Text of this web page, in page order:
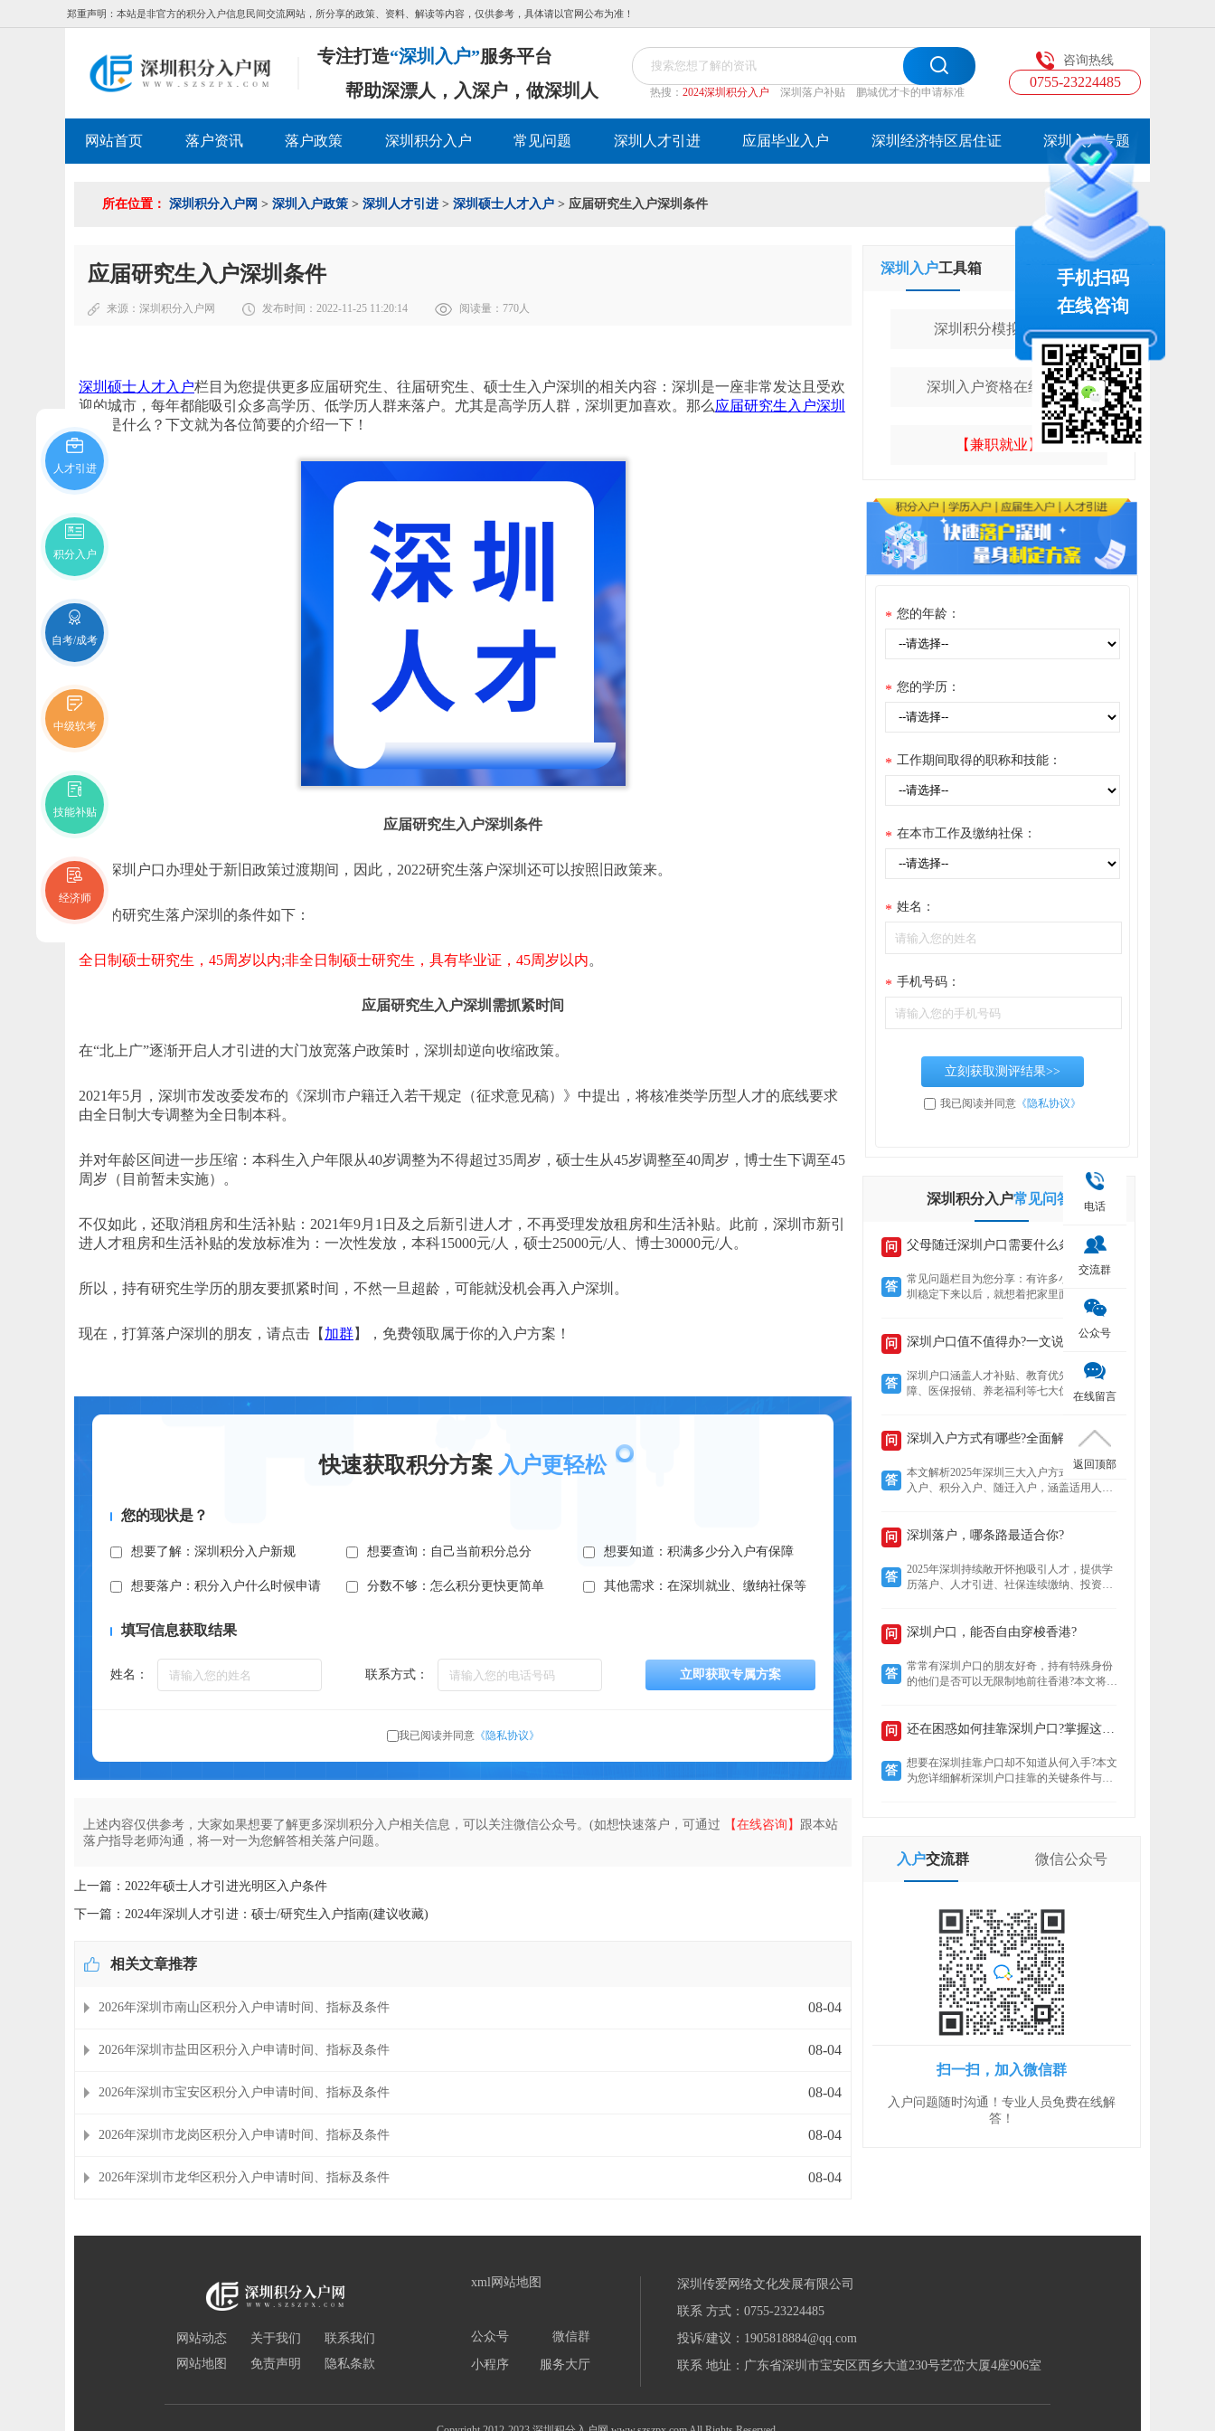
郑重声明：本站是非官方的积分入户信息民间交流网站，所分享的政策、资料、解读等内容，仅供参考，具体请以官网公布为准！
专注打造“深圳入户”服务平台
帮助深漂人，入深户，做深圳人
热搜： 2024深圳积分入户 深圳落户补贴 鹏城优才卡的申请标准
咨询热线
0755-23224485
网站首页 落户资讯 落户政策 深圳积分入户 常见问题 深圳人才引进 应届毕业入户 深圳经济特区居住证 深圳入户专题
所在位置： 深圳积分入户网 > 深圳入户政策 > 深圳人才引进 > 深圳硕士人才入户 > 应届研究生入户深圳条件
应届研究生入户深圳条件
来源：深圳积分入户网 发布时间：2022-11-25 11:20:14 阅读量： 770人
深圳硕士人才入户栏目为您提供更多应届研究生、往届研究生、硕士生入户深圳的相关内容：深圳是一座非常发达且受欢
迎的城市，每年都能吸引众多高学历、低学历人群来落户。尤其是高学历人群，深圳更加喜欢。那么应届研究生入户深圳
是什么？下文就为各位简要的介绍一下！
应届研究生入户深圳条件
目前深圳户口办理处于新旧政策过渡期间，因此，2022研究生落户深圳还可以按照旧政策来。
而旧的研究生落户深圳的条件如下：
全日制硕士研究生，45周岁以内;非全日制硕士研究生，具有毕业证，45周岁以内。
应届研究生入户深圳需抓紧时间
在“北上广”逐渐开启人才引进的大门放宽落户政策时，深圳却逆向收缩政策。
2021年5月，深圳市发改委发布的《深圳市户籍迁入若干规定（征求意见稿）》中提出，将核准类学历型人才的底线要求
由全日制大专调整为全日制本科。
并对年龄区间进一步压缩：本科生入户年限从40岁调整为不得超过35周岁，硕士生从45岁调整至40周岁，博士生下调至45
周岁（目前暂未实施）。
不仅如此，还取消租房和生活补贴：2021年9月1日及之后新引进人才，不再受理发放租房和生活补贴。此前，深圳市新引
进人才租房和生活补贴的发放标准为：一次性发放，本科15000元/人，硕士25000元/人、博士30000元/人。
所以，持有研究生学历的朋友要抓紧时间，不然一旦超龄，可能就没机会再入户深圳。
现在，打算落户深圳的朋友，请点击【 加群】，免费领取属于你的入户方案！
快速获取积分方案 入户更轻松
您的现状是？
想要了解：深圳积分入户新规 想要查询：自己当前积分总分 想要知道：积满多少分入户有保障
想要落户：积分入户什么时候申请 分数不够：怎么积分更快更简单 其他需求：在深圳就业、缴纳社保等
填写信息获取结果
姓名： 联系方式： 立即获取专属方案
我已阅读并同意《隐私协议》
上述内容仅供参考，大家如果想要了解更多深圳积分入户相关信息，可以关注微信公众号。(如想快速落户，可通过 【在线咨询】 跟本站
落户指导老师沟通，将一对一为您解答相关落户问题。
上一篇：2022年硕士人才引进光明区入户条件
下一篇：2024年深圳人才引进：硕士/研究生入户指南(建议收藏)
相关文章推荐
2026年深圳市南山区积分入户申请时间、指标及条件 08-04
2026年深圳市盐田区积分入户申请时间、指标及条件 08-04
2026年深圳市宝安区积分入户申请时间、指标及条件 08-04
2026年深圳市龙岗区积分入户申请时间、指标及条件 08-04
2026年深圳市龙华区积分入户申请时间、指标及条件 08-04
深圳入户工具箱 学历提升工具箱
深圳积分模拟计算器
深圳入户资格在线测评
【兼职就业】
* 您的年龄：
* 您的学历：
* 工作期间取得的职称和技能：
* 在本市工作及缴纳社保：
* 姓名：
* 手机号码：
立刻获取测评结果>>
我已阅读并同意 《隐私协议》
深圳积分入户常见问答
问 父母随迁深圳户口需要什么条件？
答
常见问题栏目为您分享：有许多小伙伴在深
圳稳定下来以后，就想着把家里面的老人接
到深圳来养老，还想着要不要给老人把户口
也迁过来，下文就为您介绍老人迁户口过来
以后有什么好处？然后再来了解，父母随迁
问 深圳户口值不值得办?一文说清7大核心优势!
答
深圳户口涵盖人才补贴、教育优先、住房保
障、医保报销、养老福利等七大优势。深户
比例高达95%，退休养老金更高，且支持全
价值。
问 深圳入户方式有哪些?全面解析!
答
本文解析2025年深圳三大入户方式——人才
入户、积分入户、随迁入户，涵盖适用人
历要求但竞争激烈，随迁入户条件宽松，助
问 深圳落户，哪条路最适合你?
答
2025年深圳持续敞开怀抱吸引人才，提供学
历落户、人才引进、社保连续缴纳、投资创
定就业者还是创业者，总有一条通道助你扎
自身条件，是高效落户的关键。
问 深圳户口，能否自由穿梭香港?
答
常常有深圳户口的朋友好奇，持有特殊身份
的他们是否可以无限制地前往香港?本文将揭
问 还在困惑如何挂靠深圳户口?掌握这些要点轻松...
答
想要在深圳挂靠户口却不知道从何入手?本文
为您详细解析深圳户口挂靠的关键条件与所
入户交流群 微信公众号
扫一扫，加入微信群
入户问题随时沟通！专业人员免费在线解
答！
网站动态 关于我们
联系我们
网站地图
免责声明 隐私条款
xml网站地图
公众号 微信群
小程序 服务大厅
深圳传爱网络文化发展有限公司
联系 方式：0755-23224485
投诉/建议：1905818884@qq.com
联系 地址：广东省深圳市宝安区西乡大道230号艺峦大厦4座906室
人才引进
积分入户
自考/成考
中级软考
技能补贴
经济师
手机扫码
在线咨询
电话
交流群
公众号
在线留言
返回顶部